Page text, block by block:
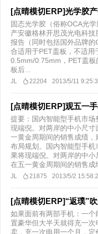
[点晴模切ERP]光学胶
固态光学胶（俗称OCA光
产安徽格林开思茂光电科
报告（同时包括国外品牌的
合适用于PET盖板，不适用
0.5mm/0.75mm，PET盖
板后...
JL 22204 2013/5/11
[点晴模切ERP]观五一
提要：国内智能型手机市
现端倪。对两岸的中小尺
一黄金周期间的销售成绩
布局规划。国内智能型手
果将现端倪。对两岸的中
在五一黄金周期间的销售成
JL 21875 2013/5/2
[点晴模切ERP]“返璞”
如果面前有两部手机：一
置豪华但大半天就得充一
卖，充一次电用一个月，